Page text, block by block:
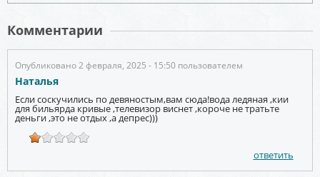
Комментарии
Опубликовано 2 февраля, 2025 - 15:50 пользователем
Наталья
Если соскучились по девяностым,вам сюда!вода ледяная ,кии
для бильярда кривые ,телевизор виснет ,короче не тратьте
деньги ,это не отдых ,а депрес)))
ответить